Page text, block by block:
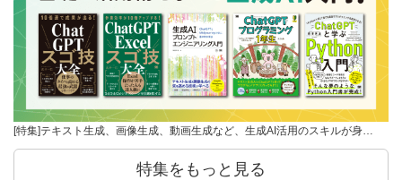
[特集]テキスト生成、画像生成、動画生成など、生成AI活用のスキルが身…
特集をもっと見る